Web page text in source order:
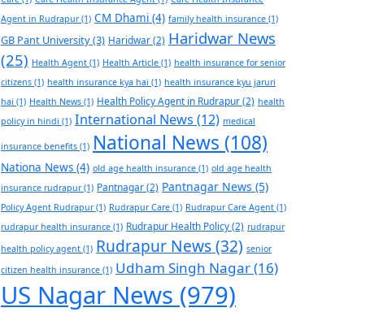
Agent in Rudrapur(1) CM Dhami (4) family health insurance (1)
GB Pant University(3) Haridwar(2) Haridwar News
(25) Health Agent (1) Health Article (1) health insurance for senior
citizens (1) health insurance kya hai (1) health insurance kyu jaruri
hai (1) Health News (1) Health Policy Agent in Rudrapur(2) health
policy in hindi (1) International News (12) medical
insurance benefits (1) National News (108)
Nationa News (4) old age health insurance (1) old age health
insurance rudrapur(1) Pantnagar(2) Pantnagar News (5)
Policy Agent Rudrapur(1) Rudrapur Care (1) Rudrapur Care Agent (1)
rudrapur health insurance (1) Rudrapur Health Policy(2) rudrapur
health policy agent (1) Rudrapur News(32) senior
citizen health insurance (1) Udham Singh Nagar(16)
US Nagar News (979)